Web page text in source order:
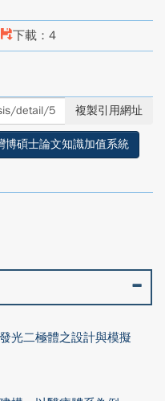
下載：4
複製引用網址
博碩士論文知識加值系統
光二極體之設計與模擬